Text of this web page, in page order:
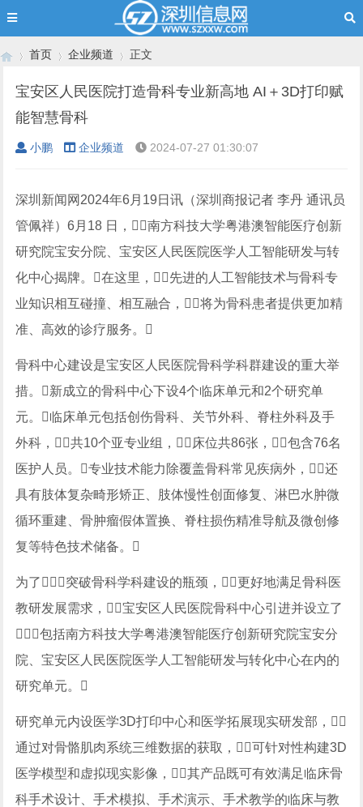
›
首页
›
企业频道 正文
宝安区人民医院打造骨科专业新高地 AI＋3D打印赋
能智慧骨科
小鹏 企业频道 2024-07-27 01:30:07
深圳新闻网2024年6月19日讯（深圳商报记者 李丹 通讯员
管佩祥）6月18 日，南方科技大学粤港澳智能医疗创新
研究院宝安分院、宝安区人民医院医学人工智能研发与转
化中心揭牌。在这里，先进的人工智能技术与骨科专
业知识相互碰撞、相互融合，将为骨科患者提供更加精
准、高效的诊疗服务。
骨科中心建设是宝安区人民医院骨科学科群建设的重大举
措。新成立的骨科中心下设4个临床单元和2个研究单
元。临床单元包括创伤骨科、关节外科、脊柱外科及手
外科，共10个亚专业组，床位共86张，包含76名
医护人员。专业技术能力除覆盖骨科常见疾病外，还
具有肢体复杂畸形矫正、肢体慢性创面修复、淋巴水肿微
循环重建、骨肿瘤假体置换、脊柱损伤精准导航及微创修
复等特色技术储备。
为了突破骨科学科建设的瓶颈，更好地满足骨科医
教研发展需求，宝安区人民医院骨科中心引进并设立了
包括南方科技大学粤港澳智能医疗创新研究院宝安分
院、宝安区人民医院医学人工智能研发与转化中心在内的
研究单元。
研究单元内设医学3D打印中心和医学拓展现实研发部，
通过对骨骼肌肉系统三维数据的获取，可针对性构建3D
医学模型和虚拟现实影像，其产品既可有效满足临床骨
科手术设计、手术模拟、手术演示、手术教学的临床与教